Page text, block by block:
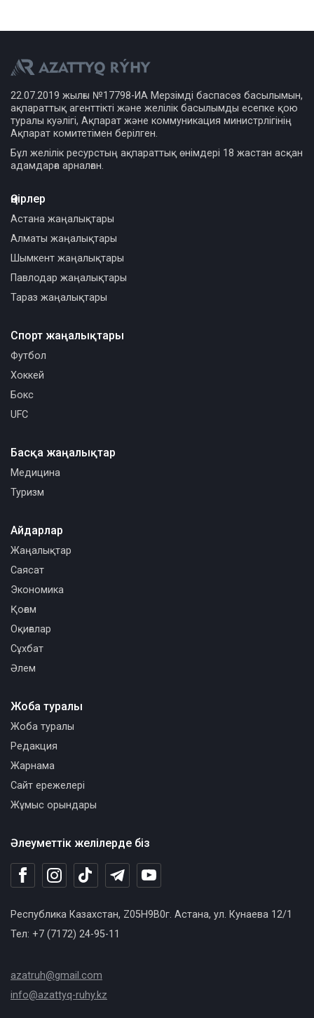
22.07.2019 жылғы №17798-ИА Мерзімді баспасөз басылымын,
ақпараттық агенттікті және желілік басылымды есепке қою
туралы куәлігі, Ақпарат және коммуникация министрлігінің
Ақпарат комитетімен берілген.
Бұл желілік ресурстың ақпараттық өнімдері 18 жастан асқан
адамдарға арналған.
Өңірлер
Астана жаңалықтары
Алматы жаңалықтары
Шымкент жаңалықтары
Павлодар жаңалықтары
Тараз жаңалықтары
Спорт жаңалықтары
Футбол
Хоккей
Бокс
UFC
Басқа жаңалықтар
Медицина
Туризм
Әлеуметтік желілерде біз
Республика Казахстан, Z05H9B0г. Астана, ул. Кунаева 12/1
Тел: +7 (7172) 24-95-11
azatruh@gmail.com
info@azattyq-ruhy.kz
Айдарлар
Жаңалықтар
Саясат
Экономика
Қоғам
Оқиғалар
Сұхбат
Әлем
Жоба туралы
Жоба туралы
Редакция
Жарнама
Сайт ережелері
Жұмыс орындары